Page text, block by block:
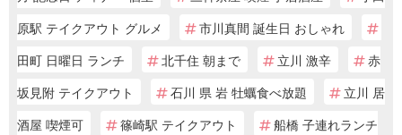
原駅 テイクアウト グルメ
市川真間 誕生日 おしゃれ
田町 日曜日 ランチ
北千住 朝まで 立川 激辛
赤
坂見附 テイクアウト
石川 県 岩 牡蠣食べ放題
立川 居
酒屋 喫煙可
篠崎駅 テイクアウト
船橋 子連れランチ